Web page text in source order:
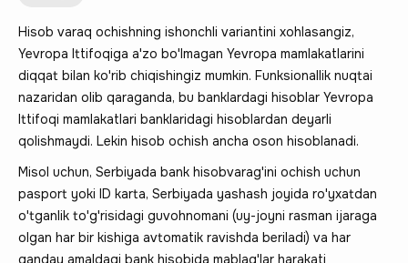
Hisob varaq ochishning ishonchli variantini xohlasangiz,
Yevropa Ittifoqiga a'zo bo'lmagan Yevropa mamlakatlarini
diqqat bilan ko'rib chiqishingiz mumkin. Funksionallik nuqtai
nazaridan olib qaraganda, bu banklardagi hisoblar Yevropa
Ittifoqi mamlakatlari banklaridagi hisoblardan deyarli
qolishmaydi. Lekin hisob ochish ancha oson hisoblanadi.
Misol uchun, Serbiyada bank hisobvarag'ini ochish uchun
pasport yoki ID karta, Serbiyada yashash joyida ro'yxatdan
o'tganlik to'g'risidagi guvohnomani (uy-joyni rasman ijaraga
olgan har bir kishiga avtomatik ravishda beriladi) va har
qanday amaldagi bank hisobida mablag'lar harakati